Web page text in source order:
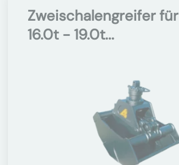
Zweischalengreifer für
16.0t - 19.0t...